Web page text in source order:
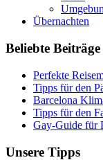
Übernachten
Beliebte Beiträge
Perfekte
Tipps für den
Barcelona
Tipps für den
Gay-Guide für
Unsere Tipps